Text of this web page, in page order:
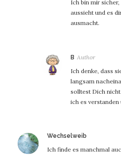
Ich bin mir
aussieht und es
ausmacht.
B sagt:
Ich denke, dass
langsam
solltest Dich
ich es verstanden
Wechselweib
Ich finde es manchmal